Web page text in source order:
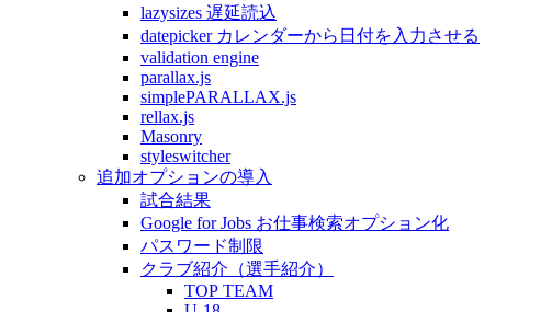
lazysizes 遅延読込
datepicker カレンダーから日付を入力させる
validation engine
parallax.js
simplePARALLAX.js
rellax.js
Masonry
styleswitcher
追加オプションの導入
試合結果
Google for Jobs お仕事検索オプション化
パスワード制限
クラブ紹介（選手紹介）
TOP TEAM